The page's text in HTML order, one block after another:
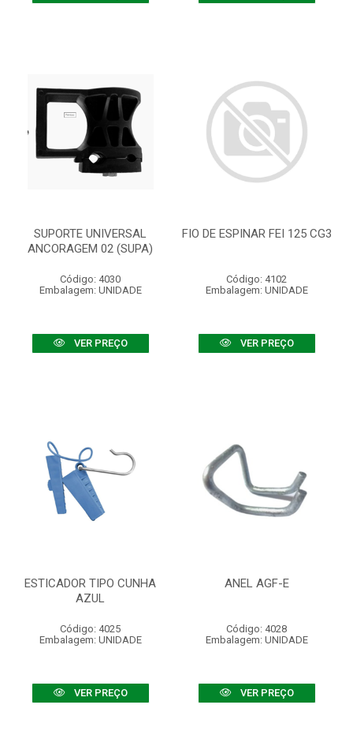
SUPORTE UNIVERSAL
ANCORAGEM 02 (SUPA)
Código: 4030
Embalagem: UNIDADE
VER PREÇO
FIO DE ESPINAR FEI 125 CG3
Código: 4102
Embalagem: UNIDADE
VER PREÇO
ESTICADOR TIPO CUNHA
AZUL
Código: 4025
Embalagem: UNIDADE
VER PREÇO
ANEL AGF-E
Código: 4028
Embalagem: UNIDADE
VER PREÇO